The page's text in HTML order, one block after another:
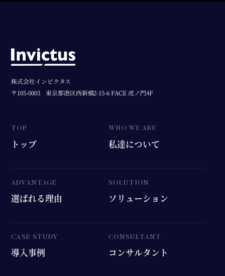
株式会社インビクタス
〒105-0003 東京都港区西新橋2-15-6 FACE 虎ノ門4F
トップ 私達について
選ばれる理由 ソリューション
導入事例 コンサルタント